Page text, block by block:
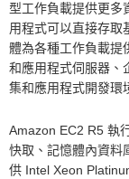
型工作負載提供更多
用程式可以直接存取
體為各種工作負載提
和應用程式伺服器、
集和應用程式開發環
Amazon EC2 R5 執
快取、記憶體內資料
供 Intel Xeon